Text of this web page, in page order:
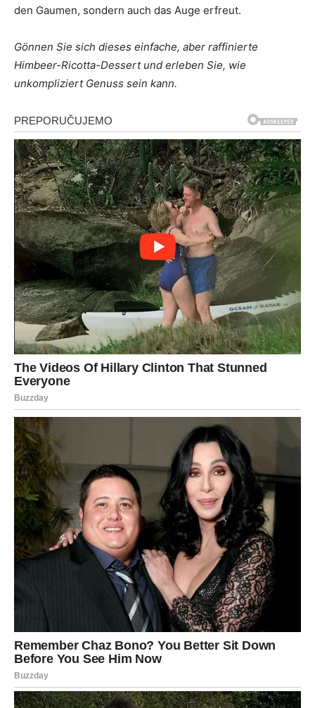
den Gaumen, sondern auch das Auge erfreut.
Gönnen Sie sich dieses einfache, aber raffinierte
Himbeer-Ricotta-Dessert und erleben Sie, wie
unkompliziert Genuss sein kann.